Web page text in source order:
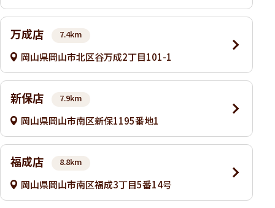
万成店 7.4km
岡山県岡山市北区谷万成2丁目101-1
新保店 7.9km
岡山県岡山市南区新保1195番地1
福成店 8.8km
岡山県岡山市南区福成3丁目5番14号